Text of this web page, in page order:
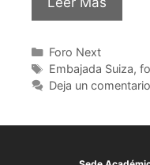
Foro Next
Embajada Suiza,
Deja un comentario